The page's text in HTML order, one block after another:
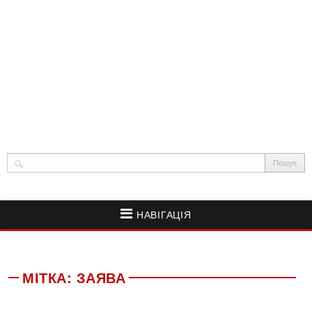
НАВІГАЦІЯ
МІТКА: ЗАЯВА